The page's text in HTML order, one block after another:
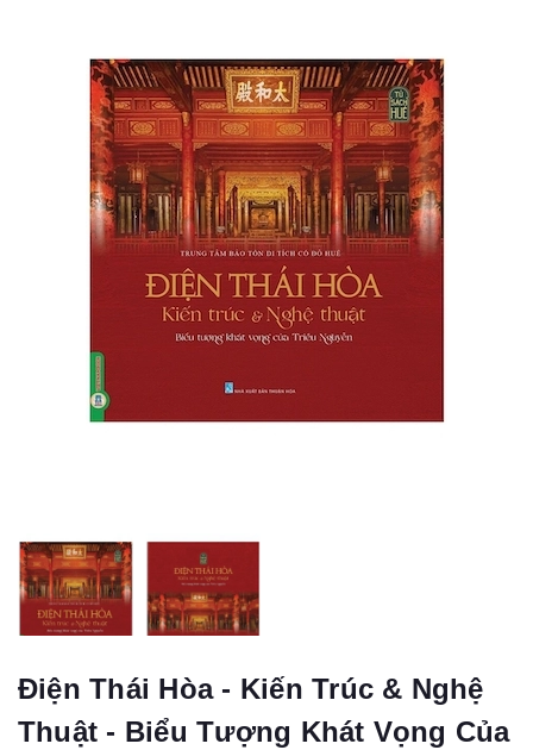
Điện Thái Hòa - Kiến Trúc & Nghệ
Thuật - Biểu Tượng Khát Vọng Của